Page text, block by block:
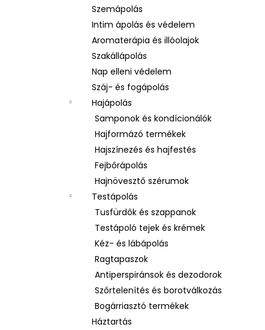
Szemápolás
Intim ápolás és védelem
Aromaterápia és illóolajok
Szakállápolás
Nap elleni védelem
Száj- és fogápolás
Hajápolás
Samponok és kondícionálók
Hajformázó termékek
Hajszínezés és hajfestés
Fejbőrápolás
Hajnövesztő szérumok
Testápolás
Tusfürdők és szappanok
Testápoló tejek és krémek
Kéz- és lábápolás
Ragtapaszok
Antiperspiránsok és dezodorok
Szőrtelenítés és borotválkozás
Bogárriasztó termékek
Háztartás